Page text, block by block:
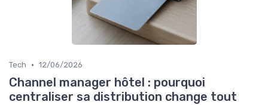
Tech • 12/06/2026
Channel manager hôtel : pourquoi
centraliser sa distribution change tout